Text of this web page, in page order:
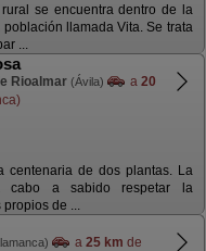
se encuentra dentro de la
llamada Vita. Se trata
...
Rioalmar (Ávila) a 20
centenaria de dos plantas. La
cabo a sabido respetar la
propios de ...
a 25 km de